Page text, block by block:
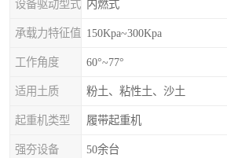
设备驱动型式 内燃式
承载力特征值 150Kpa~300Kpa
工作角度 60°~77°
适用土质 粉土、粘性土、沙土
起重机类型 履带起重机
强夯设备 50余台